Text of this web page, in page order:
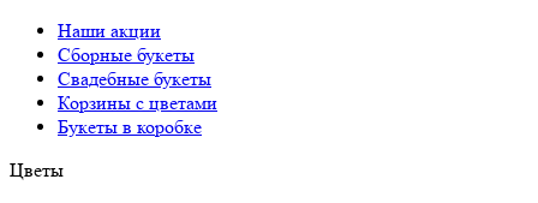
Наши акции
Сборные букеты
Свадебные букеты
Корзины с цветами
Букеты в коробке
Цветы